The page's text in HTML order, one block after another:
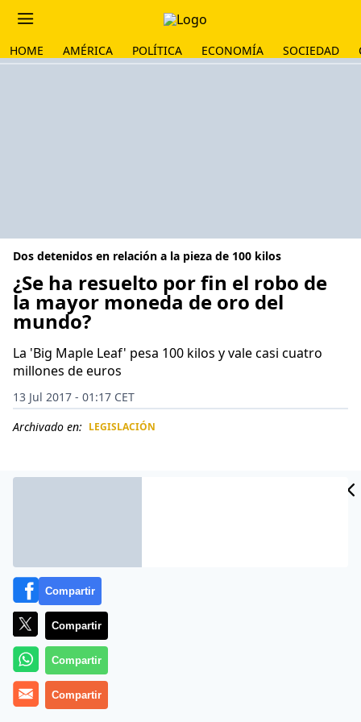
HOME AMÉRICA POLÍTICA ECONOMÍA SOCIEDAD
Dos detenidos en relación a la pieza de 100 kilos
¿Se ha resuelto por fin el robo de
la mayor moneda de oro del
mundo?
La 'Big Maple Leaf' pesa 100 kilos y vale casi cuatro
millones de euros
13 Jul 2017 - 01:17 CET
Archivado en: LEGISLACIÓN
Más información
Compartir
Compartir
Compartir
Compartir